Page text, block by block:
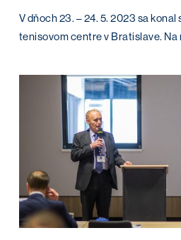
V dňoch 23. – 24. 5. 2023 sa
tenisovom centre v Bratislave. Na